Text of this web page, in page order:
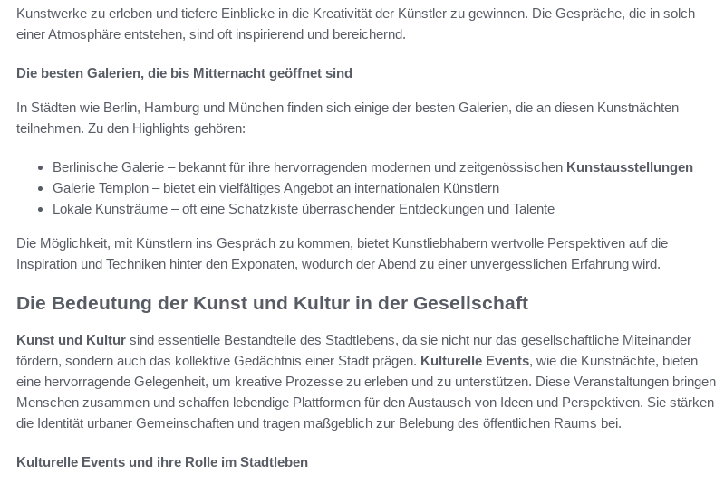
Kunstwerke zu erleben und tiefere Einblicke in die Kreativität der Künstler zu gewinnen. Die Gespräche, die in solch
einer Atmosphäre entstehen, sind oft inspirierend und bereichernd.
Die besten Galerien, die bis Mitternacht geöffnet sind
In Städten wie Berlin, Hamburg und München finden sich einige der besten Galerien, die an diesen Kunstnächten
teilnehmen. Zu den Highlights gehören:
Berlinische Galerie – bekannt für ihre hervorragenden modernen und zeitgenössischen Kunstausstellungen
Galerie Templon – bietet ein vielfältiges Angebot an internationalen Künstlern
Lokale Kunsträume – oft eine Schatzkiste überraschender Entdeckungen und Talente
Die Möglichkeit, mit Künstlern ins Gespräch zu kommen, bietet Kunstliebhabern wertvolle Perspektiven auf die
Inspiration und Techniken hinter den Exponaten, wodurch der Abend zu einer unvergesslichen Erfahrung wird.
Die Bedeutung der Kunst und Kultur in der Gesellschaft
Kunst und Kultur sind essentielle Bestandteile des Stadtlebens, da sie nicht nur das gesellschaftliche Miteinander
fördern, sondern auch das kollektive Gedächtnis einer Stadt prägen. Kulturelle Events, wie die Kunstnächte, bieten
eine hervorragende Gelegenheit, um kreative Prozesse zu erleben und zu unterstützen. Diese Veranstaltungen bringen
Menschen zusammen und schaffen lebendige Plattformen für den Austausch von Ideen und Perspektiven. Sie stärken
die Identität urbaner Gemeinschaften und tragen maßgeblich zur Belebung des öffentlichen Raums bei.
Kulturelle Events und ihre Rolle im Stadtleben